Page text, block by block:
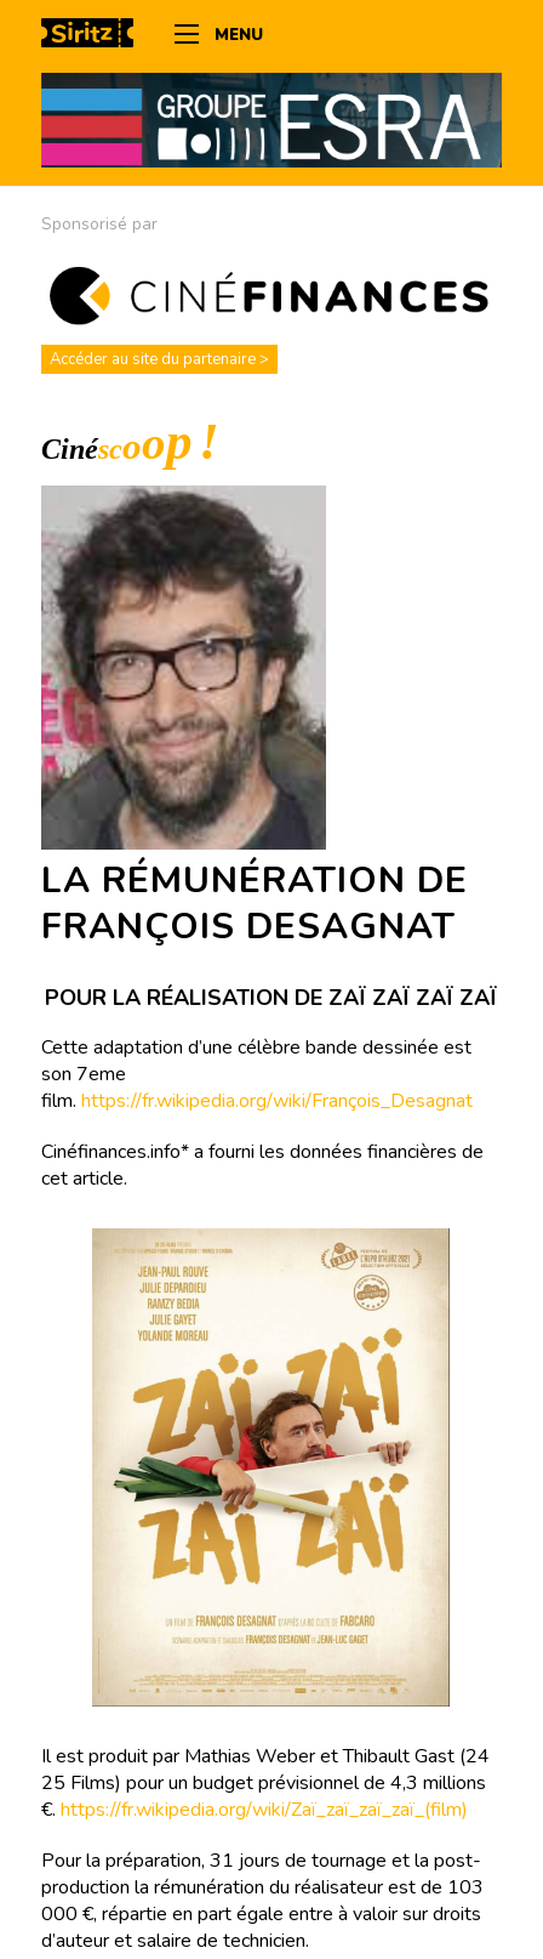
MENU
Sponsorisé par
Accéder au site du partenaire >
LA RÉMUNÉRATION DE
FRANÇOIS DESAGNAT
POUR LA RÉALISATION DE ZAÏ ZAÏ ZAÏ ZAÏ
Cette adaptation d’une célèbre bande dessinée est
son 7eme
film. https://fr.wikipedia.org/wiki/François_Desagnat
Cinéfinances.info* a fourni les données financières de
cet article.
Il est produit par Mathias Weber et Thibault Gast (24
25 Films) pour un budget prévisionnel de 4,3 millions
€. https://fr.wikipedia.org/wiki/Zaï_zaï_zaï_zaï_(film)
Pour la préparation, 31 jours de tournage et la post-
production la rémunération du réalisateur est de 103
000 €, répartie en part égale entre à valoir sur droits
d’auteur et salaire de technicien.